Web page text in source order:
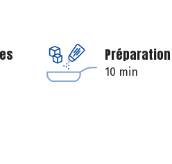
Préparation
10 min